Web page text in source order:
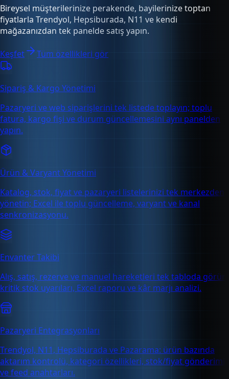
Bireysel müşterilerinize perakende, bayilerinize toptan
fiyatlarla Trendyol, Hepsiburada, N11 ve kendi
mağazanızdan tek panelde satış yapın.
Keşfet Tüm özellikleri gör
Sipariş & Kargo Yönetimi
Pazaryeri ve web siparişlerini tek listede toplayın; toplu
fatura, kargo fişi ve durum güncellemesini aynı panelden
yapın.
Ürün & Varyant Yönetimi
Katalog, stok, fiyat ve pazaryeri listelerinizi tek merkezden
yönetin; Excel ile toplu güncelleme, varyant ve kanal
senkronizasyonu.
Envanter Takibi
Alış, satış, rezerve ve manuel hareketleri tek tabloda görün;
kritik stok uyarıları, Excel raporu ve kâr marjı analizi.
Pazaryeri Entegrasyonları
Trendyol, N11, Hepsiburada ve Pazarama: ürün bazında
aktarım kontrolü, kategori özellikleri, stok/fiyat gönderimi
ve feed anahtarları.